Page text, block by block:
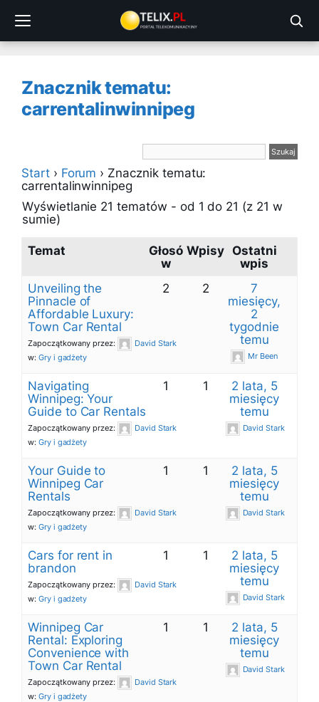
treści
Znacznik tematu:
carrentalinwinnipeg
Start › Forum › Znacznik tematu:
carrentalinwinnipeg
Wyświetlanie 21 tematów - od 1 do 21 (z 21 w
sumie)
Temat
Głosó
w
Wpisy Ostatni
wpis
Unveiling the
Pinnacle of
Affordable Luxury:
Town Car Rental
Zapoczątkowany przez:
David Stark
w: Gry i gadżety
2 2
7
miesięcy,
2
tygodnie
temu
Mr Been
Navigating
Winnipeg: Your
Guide to Car Rentals
Zapoczątkowany przez:
David Stark
w: Gry i gadżety
1 1
2 lata, 5
miesięcy
temu
David Stark
Your Guide to
Winnipeg Car
Rentals
Zapoczątkowany przez:
David Stark
w: Gry i gadżety
1 1
2 lata, 5
miesięcy
temu
David Stark
Cars for rent in
brandon
Zapoczątkowany przez:
David Stark
w: Gry i gadżety
1 1
2 lata, 5
miesięcy
temu
David Stark
Winnipeg Car
Rental: Exploring
Convenience with
Town Car Rental
Zapoczątkowany przez:
David Stark
w: Gry i gadżety
1 1
2 lata, 5
miesięcy
temu
David Stark